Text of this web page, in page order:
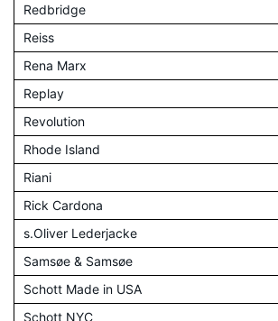
Redbridge
Reiss
Rena Marx
Replay
Revolution
Rhode Island
Riani
Rick Cardona
s.Oliver Lederjacke
Samsøe & Samsøe
Schott Made in USA
Schott NYC